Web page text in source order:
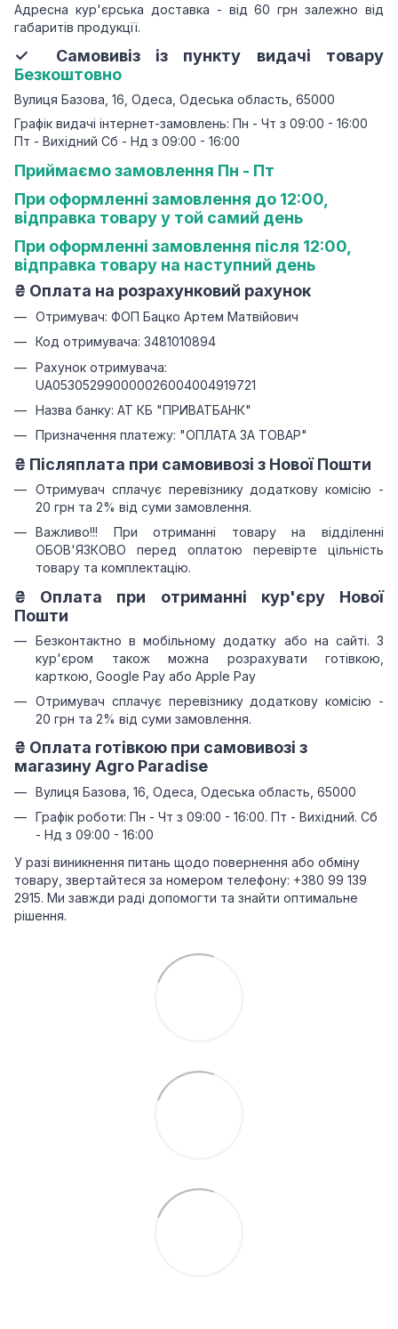
Адресна кур'єрська доставка - від 60 грн залежно від
габаритів продукції.
✓ Самовивіз із пункту видачі товару
Безкоштовно
Вулиця Базова, 16, Одеса, Одеська область, 65000
Графік видачі інтернет-замовлень: Пн - Чт з 09:00 - 16:00
Пт - Вихідний Сб - Нд з 09:00 - 16:00
Приймаємо замовлення Пн - Пт
При оформленні замовлення до 12:00,
відправка товару у той самий день
При оформленні замовлення після 12:00,
відправка товару на наступний день
₴ Оплата на розрахунковий рахунок
Отримувач: ФОП Бацко Артем Матвійович
Код отримувача: 3481010894
Рахунок отримувача:
UA053052990000026004004919721
Назва банку: АТ КБ "ПРИВАТБАНК"
Призначення платежу: "ОПЛАТА ЗА ТОВАР"
₴ Післяплата при самовивозі з Нової Пошти
Отримувач сплачує перевізнику додаткову комісію -
20 грн та 2% від суми замовлення.
Важливо!!! При отриманні товару на відділенні
ОБОВ'ЯЗКОВО перед оплатою перевірте цільність
товару та комплектацію.
₴ Оплата при отриманні кур'єру Нової
Пошти
Безконтактно в мобільному додатку або на сайті. З
кур'єром також можна розрахувати готівкою,
карткою, Google Pay або Apple Pay
Отримувач сплачує перевізнику додаткову комісію -
20 грн та 2% від суми замовлення.
₴ Оплата готівкою при самовивозі з
магазину Agro Paradise
Вулиця Базова, 16, Одеса, Одеська область, 65000
Графік роботи: Пн - Чт з 09:00 - 16:00. Пт - Вихідний. Сб
- Нд з 09:00 - 16:00
У разі виникнення питань щодо повернення або обміну
товару, звертайтеся за номером телефону: +380 99 139
2915. Ми завжди раді допомогти та знайти оптимальне
рішення.